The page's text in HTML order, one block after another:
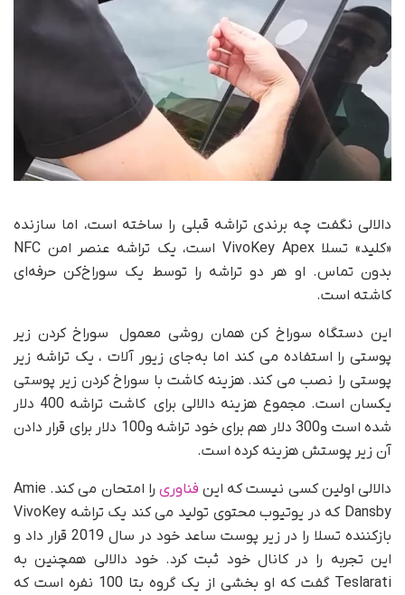
دالالی نگفت چه برندی تراشه قبلی را ساخته است، اما سازنده
«کلید» تسلا VivoKey Apex است، یک تراشه عنصر امن NFC
بدون تماس. او هر دو تراشه را توسط یک سوراخ‌کن حرفه‌ای
کاشته است.
این دستگاه سوراخ کن همان روشی معمول سوراخ کردن زیر
پوستی را استفاده می کند اما به‌جای زیور آلات ، یک تراشه زیر
پوستی را نصب می کند. هزینه کاشت با سوراخ کردن زیر پوستی
یکسان است. مجموع هزینه دالالی برای کاشت تراشه 400 دلار
شده است و300 دلار هم برای خود تراشه و100 دلار برای قرار دادن
آن زیر پوستش هزینه کرده است.
دالالی اولین کسی نیست که اینفناوری
را امتحان می کند. Amie
Dansby که در یوتیوب محتوی تولید می کند یک تراشه VivoKey
بازکننده تسلا را در زیر پوست ساعد خود در سال 2019 قرار داد و
این تجربه را در کانال خود ثبت کرد. خود دالالی همچنین به
Teslarati گفت که او بخشی از یک گروه بتا 100 نفره است که